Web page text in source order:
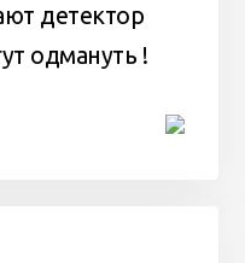
детектор
одмануть !